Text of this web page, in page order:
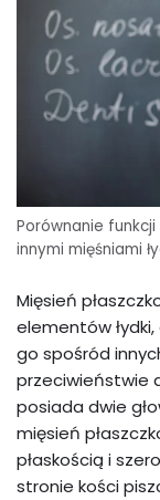
Porównanie
innymi mięśniami
Mięsień
elementów
go spośród
przeciwieństwie
posiada dwie
mięsień
płaskością i
stronie kości